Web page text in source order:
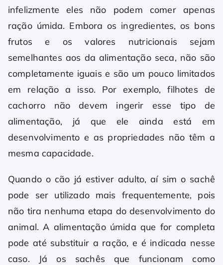
infelizmente eles não podem comer apenas
ração úmida. Embora os ingredientes, os bons
frutos e os valores nutricionais sejam
semelhantes aos da alimentação seca, não são
completamente iguais e são um pouco limitados
em relação a isso. Por exemplo, filhotes de
cachorro não devem ingerir esse tipo de
alimentação, já que ele ainda está em
desenvolvimento e as propriedades não têm a
mesma capacidade.
Quando o cão já estiver adulto, aí sim o sachê
pode ser utilizado mais frequentemente, pois
não tira nenhuma etapa do desenvolvimento do
animal. A alimentação úmida que for completa
pode até substituir a ração, e é indicada nesse
caso. Já os sachês que funcionam como